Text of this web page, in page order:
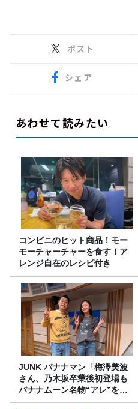
ポスト
シェア
あわせて読みたい
コンビニのヒット商品！モー
モーチャーチャーを食す！ア
レンジ自在のレシピ付き
JUNK バナナマン「梅澤美波
さん、乃木坂卒業後初登場も
バナナムーン名物“アレ”を喰
らう」